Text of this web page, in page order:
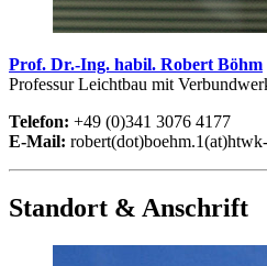
Prof. Dr.-Ing. habil. Robert Böhm
Professur Leichtbau mit
Telefon: +49 (0)341 3076 4177
E-Mail:
Standort & Anschrift